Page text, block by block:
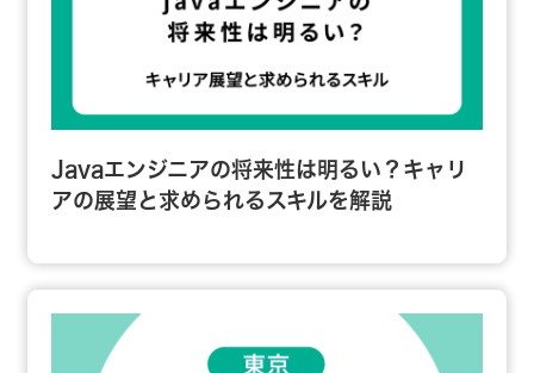
Javaエンジニアの将来性は明るい？キャリ
アの展望と求められるスキルを解説